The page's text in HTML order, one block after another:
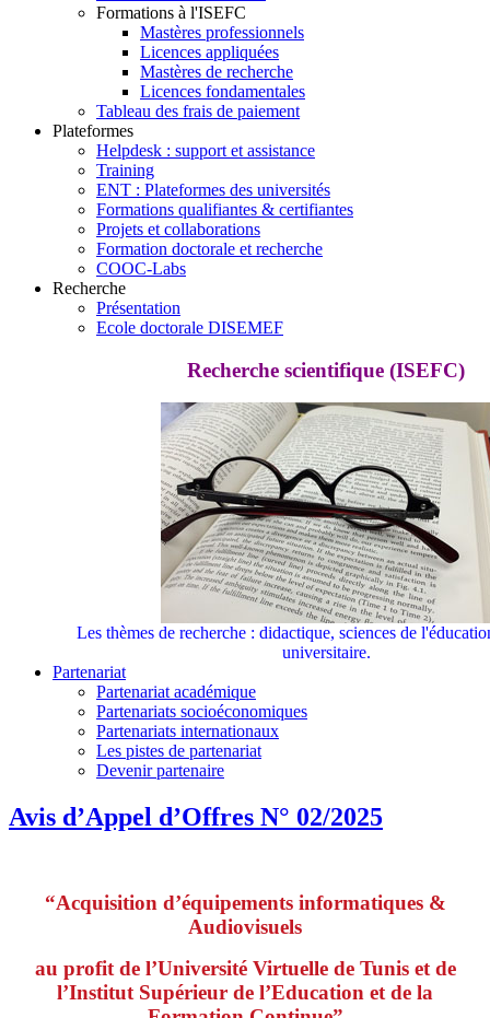
Formations à l'ISEFC
Mastères professionnels
Licences appliquées
Mastères de recherche
Licences fondamentales
Tableau des frais de paiement
Plateformes
Helpdesk : support et assistance
Training
ENT : Plateformes des universités
Formations qualifiantes & certifiantes
Projets et collaborations
Formation doctorale et recherche
COOC-Labs
Recherche
Présentation
Ecole doctorale DISEMEF
Recherche scientifique (ISEFC)
Les thèmes de recherche : didactique, sciences de
universitaire.
Partenariat
Partenariat académique
Partenariats socioéconomiques
Partenariats internationaux
Les pistes de partenariat
Devenir partenaire
Avis d’Appel d’Offres N° 02/2025
“Acquisition d’équipements informatiques &
Audiovisuels
au profit de l’Université Virtuelle de Tunis et de
l’Institut Supérieur de l’Education et de la